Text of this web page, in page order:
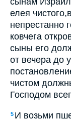
елея
непрестанно
ковчега
сыны его
от вечера до
чистом
Господом
5 И возьми